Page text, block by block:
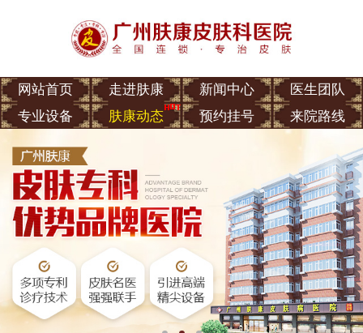
网站首页 走进肤康 新闻中心
医生团队
专业设备
肤康动态 预约挂号 来院路线